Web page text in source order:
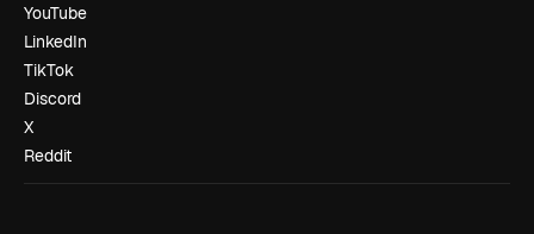
YouTube
LinkedIn
TikTok
Discord
X
Reddit